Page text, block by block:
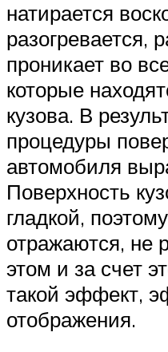
натирается
разогревается,
проникает во
которые
кузова. В
процедуры
автомобиля
Поверхность
гладкой,
отражаются, не
этом и за счет
такой эффект,
отображения.